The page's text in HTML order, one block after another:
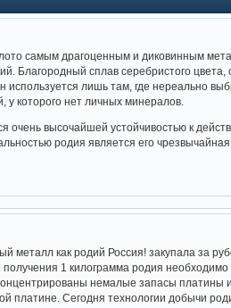
самым драгоценным и диковинным
Благородный сплав серебристого
используется лишь там, где нереально
которого нет личных минералов.
очень высочайшей устойчивостью к
родия является его чрезвычайная
металл как родий Россия! закупала за
1 килограмма родия
немалые запасы
платине. Сегодня технологии добычи